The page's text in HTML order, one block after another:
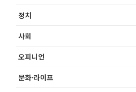
정치
사회
오피니언
문화·라이프